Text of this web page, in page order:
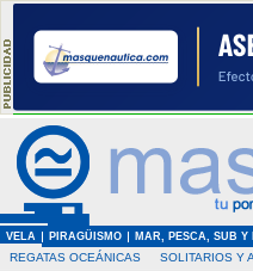
VELA PIRAGÜISMO MAR, PESCA, SUB Y
REGATAS OCEÁNICAS SOLITARIOS Y